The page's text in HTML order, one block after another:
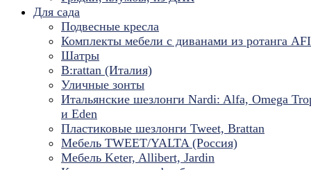
Для сада
Подвесные кресла
Комплекты мебели с диванами из ротанга
Шатры
B:rattan (Италия)
Уличные зонты
Итальянские шезлонги Nardi: Alfa, Omega
и Eden
Пластиковые шезлонги Tweet, Brattan
Мебель TWEET/YALTA (Россия)
Мебель Keter, Allibert, Jardin